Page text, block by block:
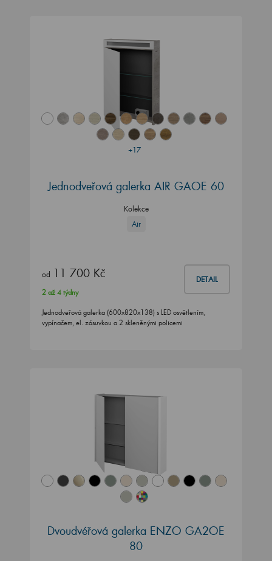
+17
Jednodveřová galerka AIR GAOE 60
Kolekce
Air
od 11 700 Kč DETAIL
2 až 4 týdny
Jednodveřová galerka (600x820x138) s LED osvětlením,
vypínačem, el. zásuvkou a 2 skleněnými policemi
Dvoudvéřová galerka ENZO GA2OE
80